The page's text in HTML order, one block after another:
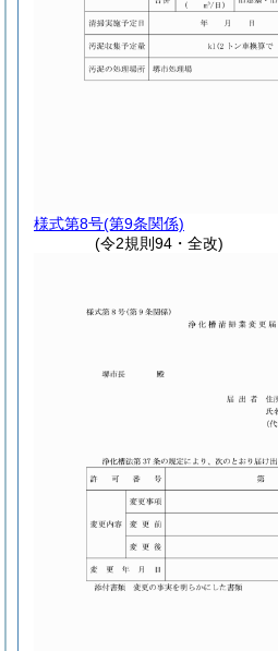
様式第8号(第9条関係)
(令2規則94・全改)